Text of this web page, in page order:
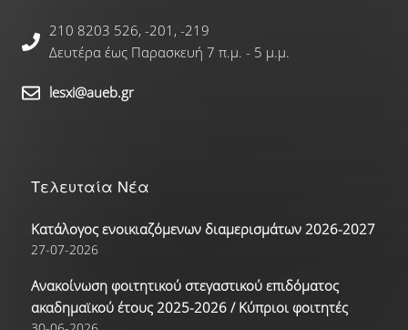
Ισπανικά
Αθλητικές Δραστηριότητες
Πολιτιστικές Δραστηριότητες
210 8203 526, -201, -219
Δευτέρα έως Παρασκευή 7 π.μ. - 5 μ.μ.
lesxi@aueb.gr
Τελευταία Νέα
Κατάλογος ενοικιαζόμενων διαμερισμάτων 2026-2027
27-07-2026
Ανακοίνωση φοιτητικού στεγαστικού επιδόματος
ακαδημαϊκού έτους 2025-2026 / Κύπριοι φοιτητές